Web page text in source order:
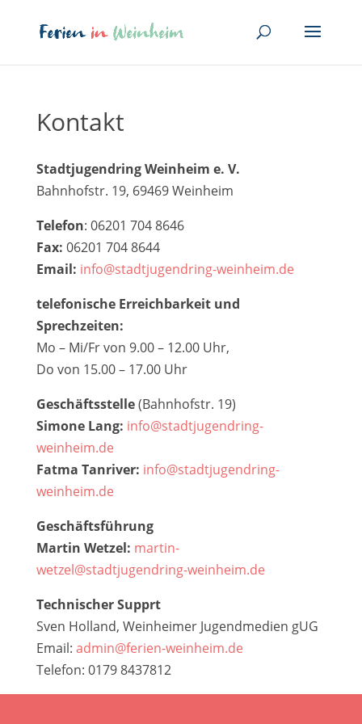
Kontakt
Stadtjugendring Weinheim e. V.
Bahnhofstr. 19, 69469 Weinheim
Telefon: 06201 704 8646
Fax: 06201 704 8644
Email: info@stadtjugendring-weinheim.de
telefonische Erreichbarkeit und
Sprechzeiten:
Mo – Mi/Fr von 9.00 – 12.00 Uhr,
Do von 15.00 – 17.00 Uhr
Geschäftsstelle(Bahnhofstr. 19)
Simone Lang: info@stadtjugendring-
weinheim.de
Fatma Tanriver: info@stadtjugendring-
weinheim.de
Geschäftsführung
Martin Wetzel: martin-
wetzel@stadtjugendring-weinheim.de
Technischer Supprt
Sven Holland, Weinheimer Jugendmedien gUG
Email: admin@ferien-weinheim.de
Telefon: 0179 8437812